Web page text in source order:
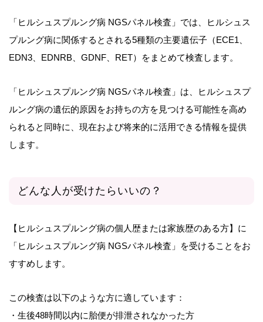
「ヒルシュスプルング病 NGSパネル検査」では、ヒルシュス
プルング病に関係するとされる5種類の主要遺伝子（ECE1、
EDN3、EDNRB、GDNF、RET）をまとめて検査します。
「ヒルシュスプルング病 NGSパネル検査」は、ヒルシュスプ
ルング病の遺伝的原因をお持ちの方を見つける可能性を高め
られると同時に、現在および将来的に活用できる情報を提供
します。
どんな人が受けたらいいの？
【ヒルシュスプルング病の個人歴または家族歴のある方】に
「ヒルシュスプルング病 NGSパネル検査」を受けることをお
すすめします。
この検査は以下のような方に適しています：
・生後48時間以内に胎便が排泄されなかった方